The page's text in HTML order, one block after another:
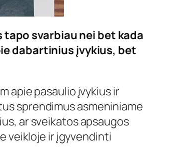
svarbiau nei bet kada
dabartinius įvykius, bet
apie pasaulio įvykius ir
sprendimus asmeniniame
ar sveikatos apsaugos
veikloje ir įgyvendinti